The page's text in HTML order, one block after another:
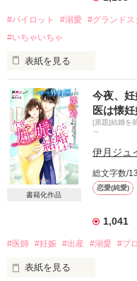
#パイロット #溺愛 #グランドス
#いちゃいちゃ
表紙を見る
桐生瑛人　きりゅうえいと
WALの副機長。
眉目秀麗な彼に惹かれる
だ、隙あればと多くのク
注目を浴びている。そん
鷺宮悠里　さぎみやゆうり
CAになる夢を諦め、WAL
となり4年目。生真面目で
目立つあなたとなんて考え
なんかいない。
そんなふたりが出会い、
書籍化作品
今夜、
医は懐
[原題]結婚を
～
伊月ジュ
総文字数/
恋愛(純愛)
1,041
#医師 #妊娠 #出産 #溺愛 #プ
表紙を見る